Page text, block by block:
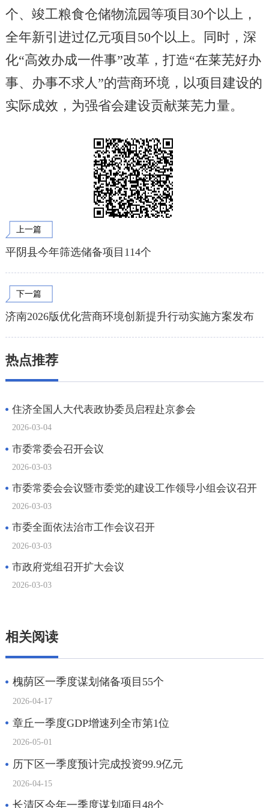
个、竣工粮食仓储物流园等项目30个以上，
全年新引进过亿元项目50个以上。同时，深
化“高效办成一件事”改革，打造“在莱芜好办
事、办事不求人”的营商环境，以项目建设的
实际成效，为强省会建设贡献莱芜力量。
上一篇
平阴县今年筛选储备项目114个
下一篇
济南2026版优化营商环境创新提升行动实施方案发布
热点推荐
相关阅读
槐荫区一季度谋划储备项目55个
2026-04-17
章丘一季度GDP增速列全市第1位
2026-05-01
历下区一季度预计完成投资99.9亿元
2026-04-15
长清区今年一季度谋划项目48个